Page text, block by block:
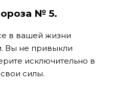
№ 5.
в вашей жизни
Вы не привыкли
исключительно в
силы.